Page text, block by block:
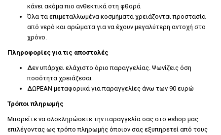
κάνει ακόμα πιο ανθεκτικά στη φθορά
Όλα τα επιμεταλλωμένα κοσμήματα χρειάζονται προστασία
από νερό και αρώματα για να έχουν μεγαλύτερη αντοχή στο
χρόνο.
Πληροφορίες για τις αποστολές
Δεν υπάρχει ελάχιστο όριο παραγγελίας. Ψωνίζεις όση
ποσότητα χρειάζεσαι
ΔΩΡΕΑΝ μεταφορικά για παραγγελίες άνω των 90 ευρώ
Τρόποι πληρωμής
Μπορείτε να ολοκληρώσετε την παραγγελία σας στο eshop μας
επιλέγοντας ως τρόπο πληρωμής όποιον σας εξυπηρετεί από τους